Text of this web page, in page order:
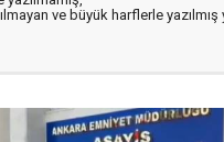
ve büyük harflerle yazılmış